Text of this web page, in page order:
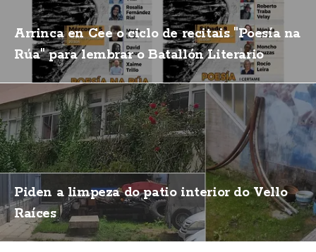
Arrinca en Cee o ciclo de recitais "Poesía na
Rúa" para lembrar o Batallón Literario
Piden a limpeza do patio interior do Vello
Raíces